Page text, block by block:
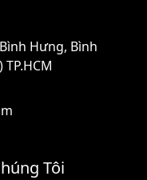
Hưng, Bình
Tôi